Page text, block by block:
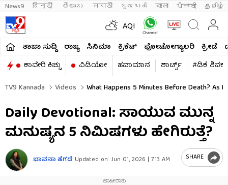
News9 हिन्दी తెలుగు मराठी ગુજરાતી বাংলা ਪੰਜਾਬੀ தமிழ்
AQI
ತಾಜಾ ಸುದ್ದಿ ರಾಜ್ಯ ಸಿನಿಮಾ ಕ್ರಿಕೆಟ್​ ಫೋಟೋಗ್ಯಾಲರಿ ಕ್ರೀಡೆ
ಕಾವೇರಿ ಕಿಚ್ಚು
ವಿಡಿಯೋ ಹವಾಮಾನ ಶಾರ್ಟ್ಸ್​
#ಡಿಕೆ
TV9 Kannada
Videos What Happens 5 Minutes Before Death? As
Daily Devotional: ಸಾಯುವ ಮುನ್ನ
ಮನುಷ್ಯನ 5 ನಿಮಿಷಗಳು ಹೇಗಿರುತ್ತೆ?
ಭಾವನಾ ಹೆಗಡೆ Updated on: Jun 01, 2026 | 7:13 AM SHARE